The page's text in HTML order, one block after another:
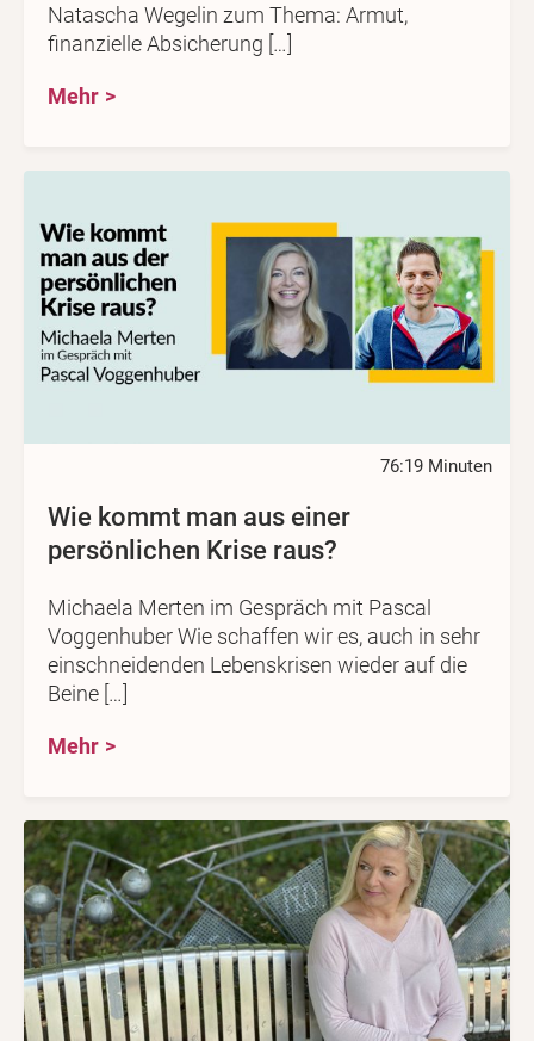
Natascha Wegelin zum Thema: Armut,
finanzielle Absicherung […]
Mehr
76:19 Minuten
Wie kommt man aus einer
persönlichen Krise raus?
Michaela Merten im Gespräch mit Pascal
Voggenhuber Wie schaffen wir es, auch in sehr
einschneidenden Lebenskrisen wieder auf die
Beine […]
Mehr